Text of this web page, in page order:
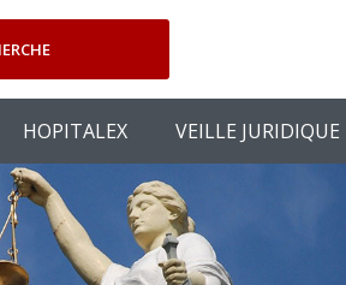
HOPITALEX VEILLE JURIDIQUE